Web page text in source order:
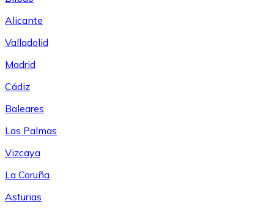
Alicante
Valladolid
Madrid
Cádiz
Baleares
Las Palmas
Vizcaya
La Coruña
Asturias